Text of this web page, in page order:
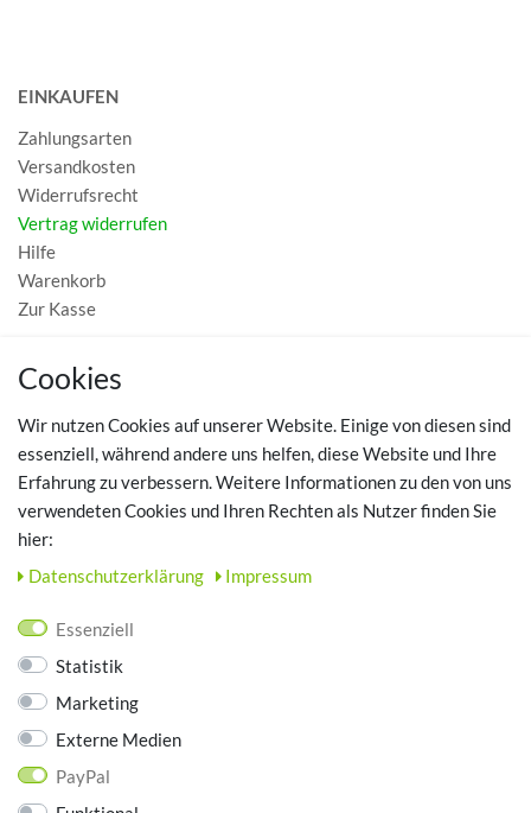
EINKAUFEN
Zahlungsarten
Versandkosten
Widerrufsrecht
Vertrag widerrufen
Hilfe
Warenkorb
Zur Kasse
MEIN KONTO
TOP SCHUHTHEMEN
Hausschuhe - Bequeme Schuhe für zuhause
Datenschutz
AGB
Impressum
ZAHLUNGSARTEN
Cookies
Wir nutzen Cookies auf unserer Website. Einige von diesen sind
essenziell, während andere uns helfen, diese Website und Ihre
Erfahrung zu verbessern. Weitere Informationen zu den von uns
verwendeten Cookies und Ihren Rechten als Nutzer finden Sie
hier:
Daten­schutz­erklärung
Impressum
Essenziell
Statistik
Marketing
Externe Medien
PayPal